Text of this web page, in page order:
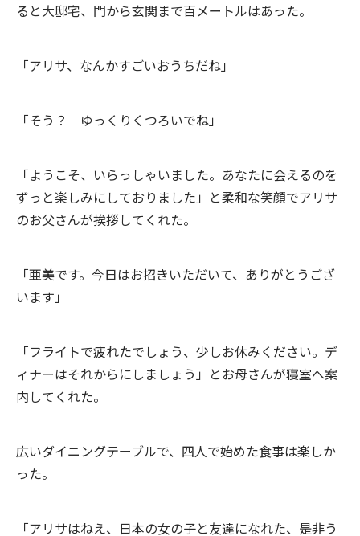
ると大邸宅、門から玄関まで百メートルはあった。
「アリサ、なんかすごいおうちだね」
「そう？ ゆっくりくつろいでね」
「ようこそ、いらっしゃいました。あなたに会えるのを
ずっと楽しみにしておりました」と柔和な笑顔でアリサ
のお父さんが挨拶してくれた。
「亜美です。今日はお招きいただいて、ありがとうござ
います」
「フライトで疲れたでしょう、少しお休みください。デ
ィナーはそれからにしましょう」とお母さんが寝室へ案
内してくれた。
広いダイニングテーブルで、四人で始めた食事は楽しか
った。
「アリサはねえ、日本の女の子と友達になれた、是非う